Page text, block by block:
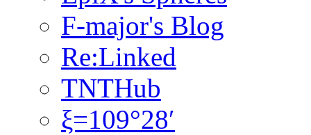
F-major's Blog
Re:Linked
TNTHub
ξ=109°28′